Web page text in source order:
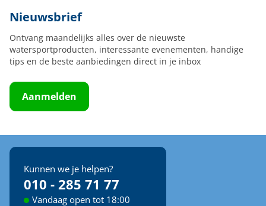
Nieuwsbrief
Ontvang maandelijks alles over de nieuwste
watersportproducten, interessante evenementen, handige
tips en de beste aanbiedingen direct in je inbox
Aanmelden
Kunnen we je helpen?
010 - 285 71 77
Vandaag open tot 18:00